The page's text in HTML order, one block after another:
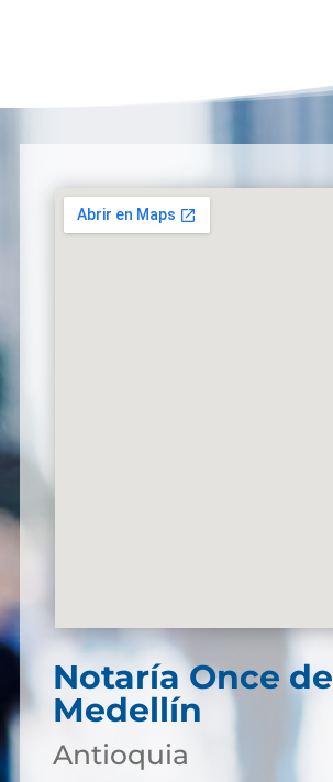
Notaría Once de
Medellín
Antioquia